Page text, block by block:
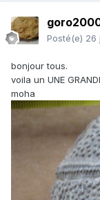
Posté(e) 26
bonjour tous.
voila un UNE
moha